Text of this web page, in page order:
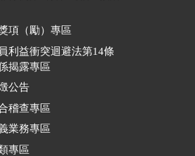
項（勵）專區
利益衝突迴避法第14條
揭露專區
公告
稽查專區
業務專區
專區